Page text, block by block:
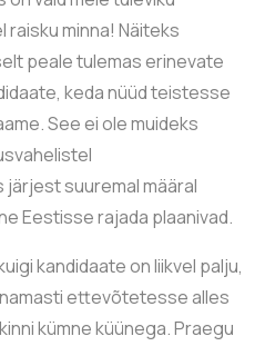
minna! Näiteks
peale tulemas erinevate
keda nüüd teistesse
See ei ole muideks
suuremal määral
Eestisse rajada plaanivad.
kandidaate on liikvel palju,
ettevõtetesse alles
kümne küünega. Praegu